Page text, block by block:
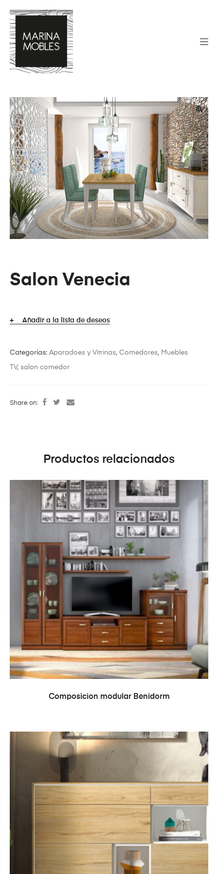
Salon Venecia
Añadir a la lista de deseos
Categorías: Aparadoes y Vitrinas, Comedores, Muebles
TV, salon comedor
Share on:
Productos relacionados
LEER MÁS
Composicion modular Benidorm